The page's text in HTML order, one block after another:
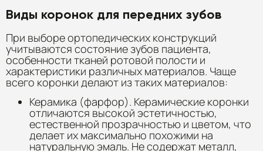
Виды коронок для передних зубов
При выборе ортопедических конструкций
учитываются состояние зубов пациента,
особенности тканей ротовой полости и
характеристики различных материалов. Чаще
всего коронки делают из таких материалов:
Керамика (фарфор). Керамические коронки
отличаются высокой эстетичностью,
естественной прозрачностью и цветом, что
делает их максимально похожими на
натуральную эмаль. Не содержат металл,